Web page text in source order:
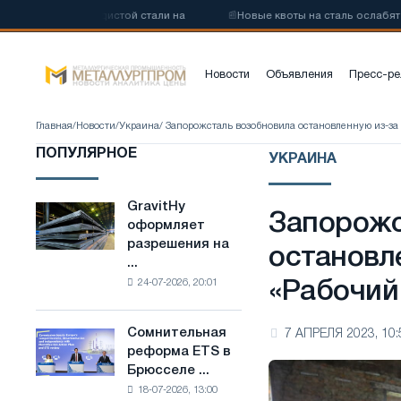
стали на Новые квоты на сталь ослабят
Новости Объявления Пресс-
Главная/ Новости/Украина/ Запорожсталь возобновила остановленную из-
ПОПУЛЯРНОЕ
GravitHy
оформляет
разрешения
строительство
производству
низкоуглеродистой
GravitHy
оформляет
разрешения на
...
24-07-2026, 20:01
Сомнительная
реформа
ETS
Сомнительная
реформа ETS в
Брюсселе ...
18-07-2026, 13:00
УКРАИНА
7 АПРЕЛЯ 2023,